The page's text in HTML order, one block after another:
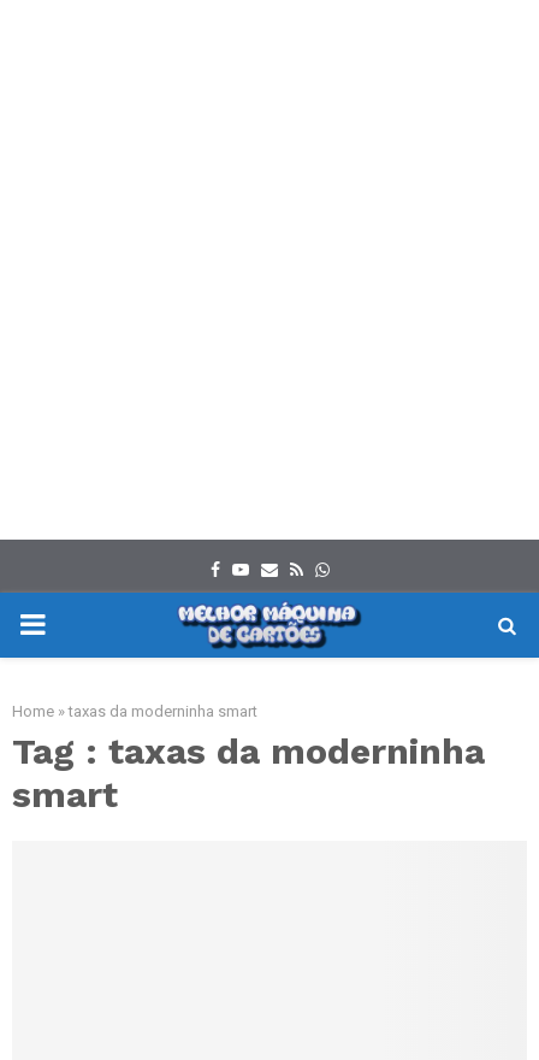
Facebook
Youtube
Email
RssWhatsapp
PRIMARY
Home »taxas da moderninha smart
Tag : taxas da moderninha
smart